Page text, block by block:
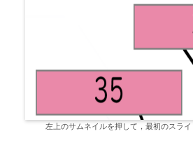
左上のサムネイルを押して，最初のスラ